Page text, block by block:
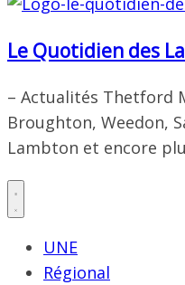
Le Quotidien des
– Actualités Thetford
Broughton, Weedon,
Lambton et encore
UNE
Régional